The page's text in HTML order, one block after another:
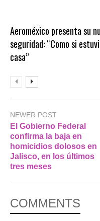
Aeroméxico presenta su
seguridad: “Como si
casa”
NEWER POST
El Gobierno Federal
confirma la baja en
homicidios dolosos en
Jalisco, en los últimos
tres meses
COMMENTS